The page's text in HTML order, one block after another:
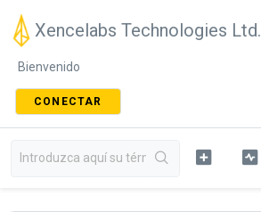
Xencelabs Technologies Ltd.
Bienvenido
CONECTAR